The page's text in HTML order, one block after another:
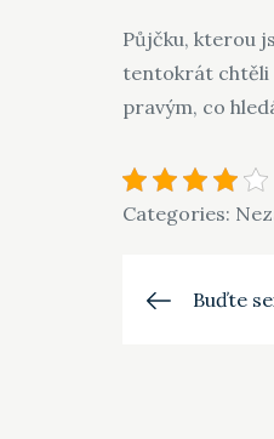
Půjčku, kterou
tentokrát chtěli
pravým, co
Categories:
Buďte